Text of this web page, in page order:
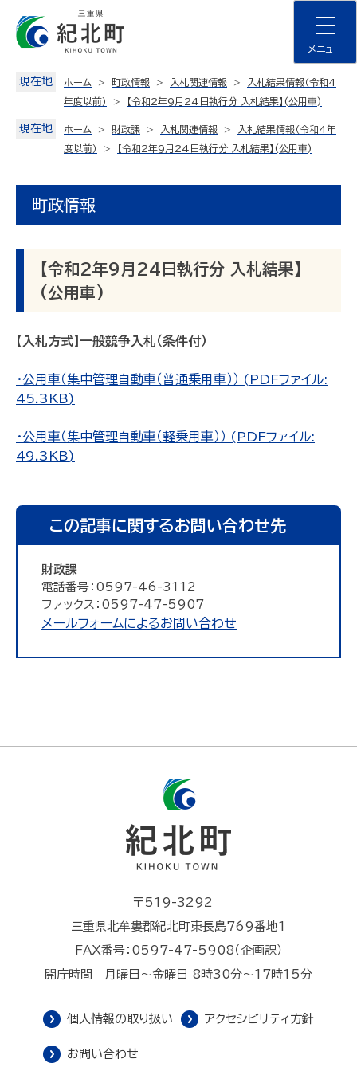
content
メニュー
現在地 ホーム 町政情報 入札関連情報
入札結果情報（令和4
年度以前）
【令和2年9月24日執行分 入札結果】(公用車)
現在地 ホーム 財政課 入札関連情報
入札結果情報（令和4年
度以前）
【令和2年9月24日執行分 入札結果】(公用車)
町政情報
【令和2年9月24日執行分 入札結果】
(公用車)
【入札方式】一般競争入札（条件付）
・公用車（集中管理自動車（普通乗用車）） (PDFファイル:
45.3KB)
・公用車（集中管理自動車（軽乗用車）） (PDFファイル:
49.3KB)
この記事に関するお問い合わせ先
財政課
電話番号：0597-46-3112
ファックス：0597-47-5907
メールフォームによるお問い合わせ
〒519-3292
三重県北牟婁郡紀北町東長島769番地1
FAX番号：0597-47-5908（企画課）
開庁時間 月曜日～金曜日 8時30分～17時15分
個人情報の取り扱い アクセシビリティ方針
お問い合わせ